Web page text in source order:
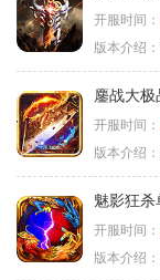
开服时间：
版本介绍：
鏖战大极
开服时间：
版本介绍：
魅影狂杀
开服时间：
版本介绍：